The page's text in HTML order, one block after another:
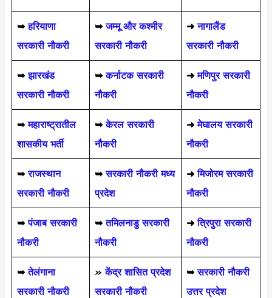
➥हरियाणा
सरकारी नौकरी
➥जम्मू और कश्मीर
सरकारी नौकरी
➜ नागालैंड
सरकारी नौकरी
➥ झारखंड
सरकारी नौकरी
➥ कर्नाटक सरकारी
नौकरी
➜ मणिपुर सरकारी
नौकरी
➥ महाराष्ट्रातील
शासकीय भर्ती
➥ केरल सरकारी
नौकरी
➜ मेघालय सरकारी
नौकरी
➥ राजस्थान
सरकारी नौकरी
➥सरकारी नौकरी मध्य
प्रदेश
➜मिजोरम सरकारी
नौकरी
➥ पंजाब सरकारी
नौकरी
➥ तमिलनाडु सरकारी
नौकरी
➜ त्रिपुरा सरकारी
नौकरी
➥तेलंगाना
सरकारी नौकरी
»केंद्र शासित प्रदेश
सरकारी नौकरी
➥ सरकारी नौकरी
उत्तर प्रदेश